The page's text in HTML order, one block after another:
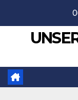
springen